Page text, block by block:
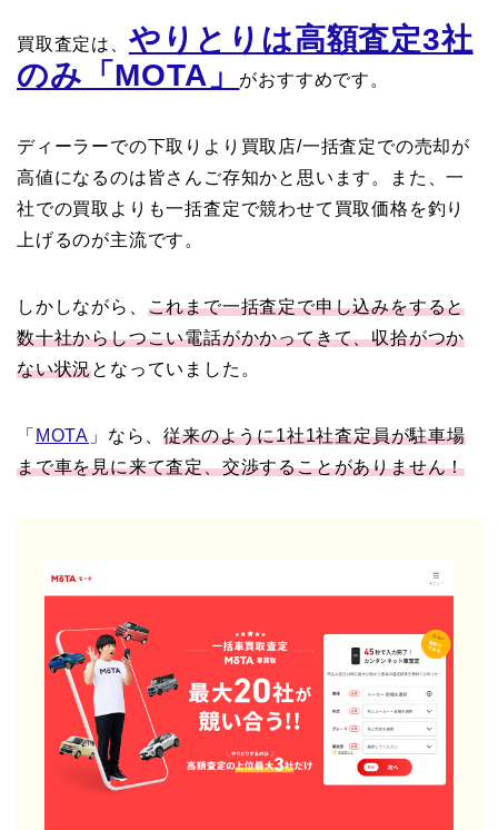
買取査定は、 やりとりは高額査定3社
のみ「MOTA」
がおすすめです。
ディーラーでの下取りより買取店/一括査定での売却が
高値になるのは皆さんご存知かと思います。また、一
社での買取よりも一括査定で競わせて買取価格を釣り
上げるのが主流です。
しかしながら、 これまで一括査定で申し込みをすると
数十社からしつこい電話がかかってきて、収拾がつか
ない状況となっていました。
「 MOTA 」なら、従来のように1社1社査定員が駐車場
まで車を見に来て査定、交渉することがありません！